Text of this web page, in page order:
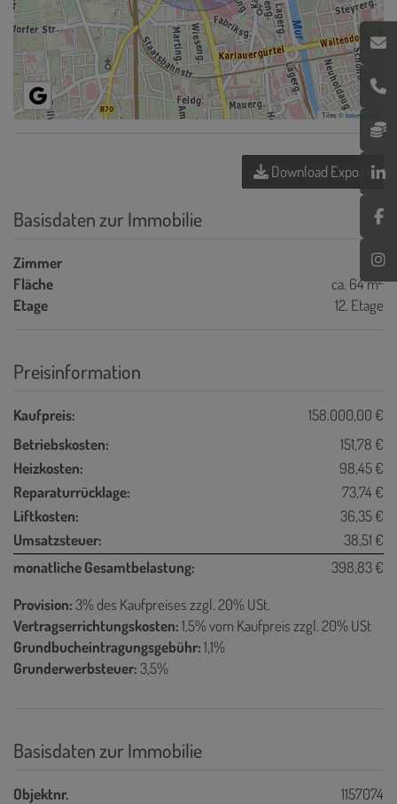
Tiles ©basemap.at
Download Expose
Basisdaten zur Immobilie
Zimmer
2
Fläche
ca. 64 m2
Etage 12. Etage
Preisinformation
Kaufpreis:
158.000,00 €
Betriebskosten:
151,78 €
Heizkosten:
98,45 €
Reparaturrücklage:
73,74 €
Liftkosten:
36,35 €
Umsatzsteuer:
38,51 €
monatliche Gesamtbelastung:
398,83 €
Provision:3% des Kaufpreises zzgl. 20% USt.
Vertragserrichtungskosten:1,5% vom Kaufpreis zzgl. 20% USt
Grundbucheintragungsgebühr:1,1%
Grunderwerbsteuer:3,5%
Basisdaten zur Immobilie
Objektnr.
1157074